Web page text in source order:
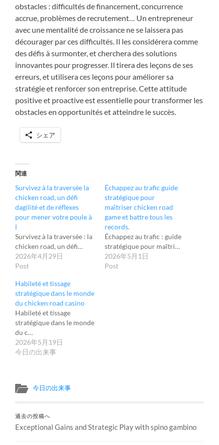
obstacles : difficultés de financement, concurrence
accrue, problèmes de recrutement… Un entrepreneur
avec une mentalité de croissance ne se laissera pas
décourager par ces difficultés. Il les considérera comme
des défis à surmonter, et cherchera des solutions
innovantes pour progresser. Il tirera des leçons de ses
erreurs, et utilisera ces leçons pour améliorer sa
stratégie et renforcer son entreprise. Cette attitude
positive et proactive est essentielle pour transformer les
obstacles en opportunités et atteindre le succès.
シェア
関連
Survivez à la traversée la
chicken road, un défi
dagilité et de réflexes
pour mener votre poule à
l
Survivez à la traversée : la
chicken road, un défi…
2026年4月29日
Post
Échappez au trafic guide
stratégique pour
maîtriser chicken road
game et battre tous les
records.
Échappez au trafic : guide
stratégique pour maîtri…
2026年5月1日
Post
Habileté et tissage
stratégique dans le monde
du chicken road casino
Habileté et tissage
stratégique dans le monde
du c…
2026年5月19日
今日の出来事
今日の出来事
過去の投稿へ
Exceptional Gains and Strategic Play with spino gambino